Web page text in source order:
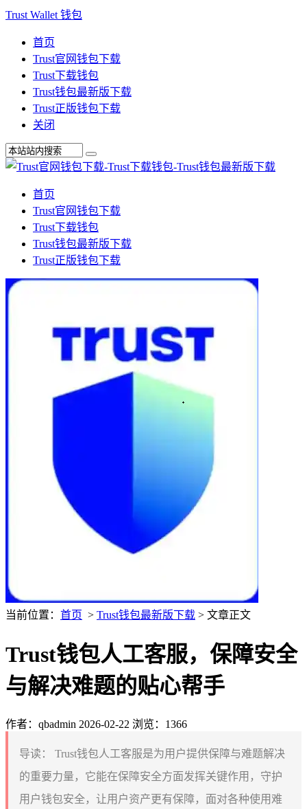
Trust Wallet 钱包
首页
Trust官网钱包下载
Trust下载钱包
Trust钱包最新版下载
Trust正版钱包下载
关闭
首页
Trust官网钱包下载
Trust下载钱包
Trust钱包最新版下载
Trust正版钱包下载
当前位置： 首页 > Trust钱包最新版下载 > 文章正文
Trust钱包人工客服，保障安全
与解决难题的贴心帮手
作者：qbadmin 2026-02-22 浏览：1366
导读：
Trust钱包人工客服是为用户提供保障与难题解决
的重要力量，它能在保障安全方面发挥关键作用，守护
用户钱包安全，让用户资产更有保障，面对各种使用难